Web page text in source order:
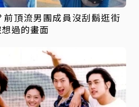
前頂流男團成員沒刮鬍逛街
過的畫面